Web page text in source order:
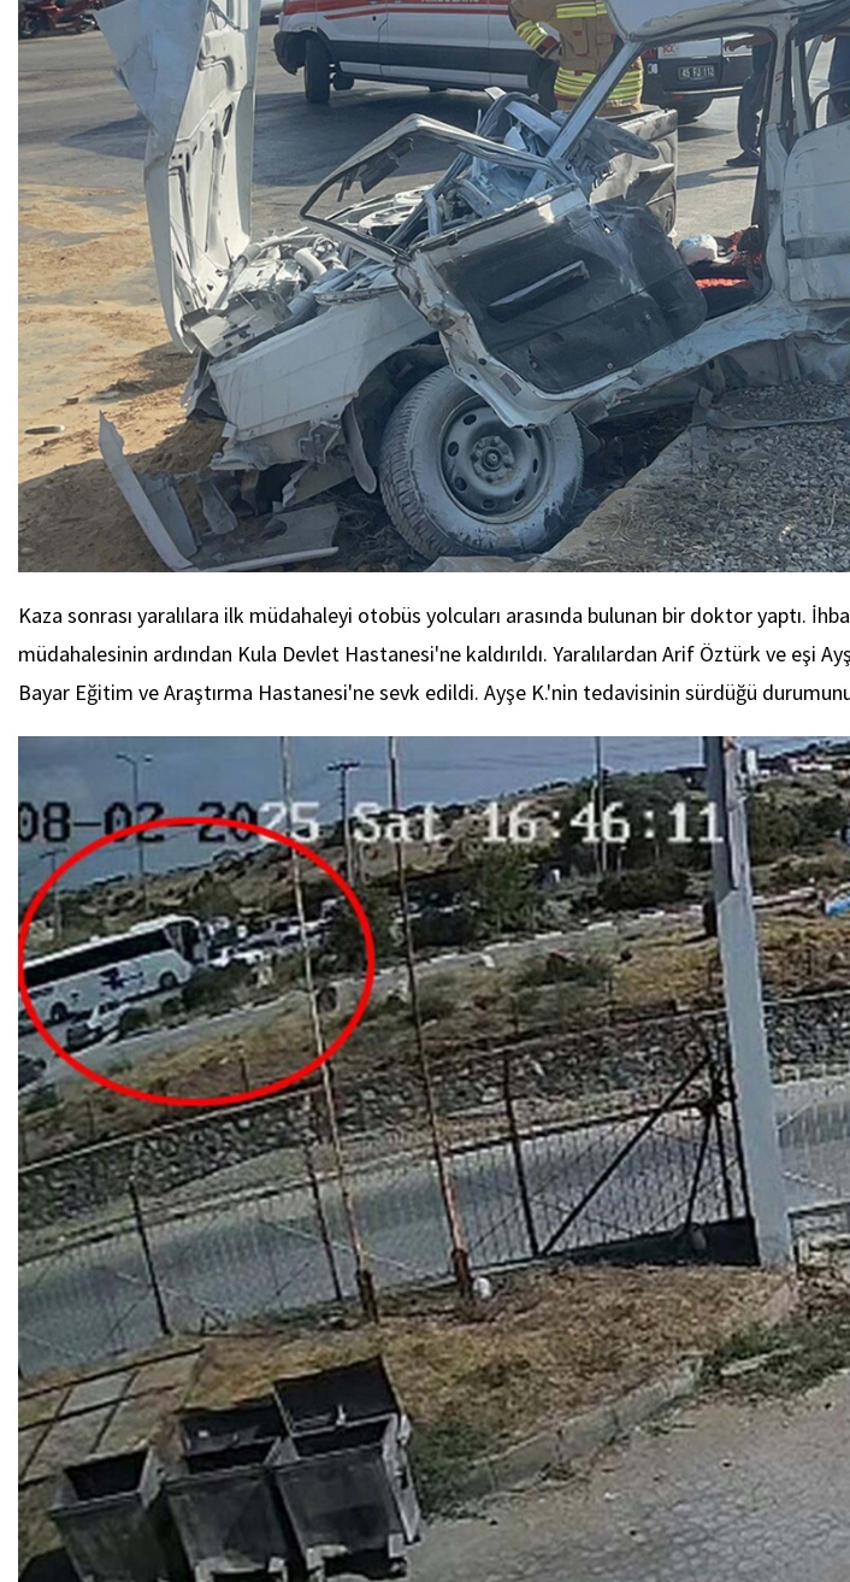
Kaza sonrası yaralılara ilk müdahaleyi otobüs yolcuları arasında bulunan bir doktor yaptı.
müdahalesinin ardından Kula Devlet Hastanesi'ne kaldırıldı. Yaralılardan Arif Öztürk ve eşi
Bayar Eğitim ve Araştırma Hastanesi'ne sevk edildi. Ayşe K.'nin tedavisinin sürdüğü